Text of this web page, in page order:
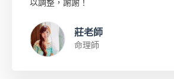
以調整，謝謝！
莊老師
命理師